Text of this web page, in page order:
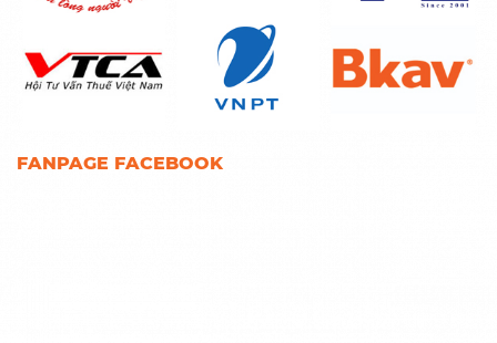
FANPAGE FACEBOOK